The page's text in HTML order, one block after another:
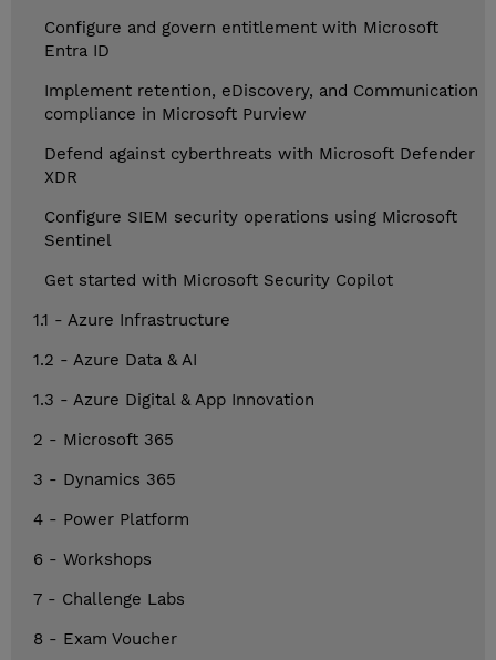
Configure and govern entitlement with Microsoft
Entra ID
Implement retention, eDiscovery, and Communication
compliance in Microsoft Purview
Defend against cyberthreats with Microsoft Defender
XDR
Configure SIEM security operations using Microsoft
Sentinel
Get started with Microsoft Security Copilot
1.1 - Azure Infrastructure
1.2 - Azure Data & AI
1.3 - Azure Digital & App Innovation
2 - Microsoft 365
3 - Dynamics 365
4 - Power Platform
6 - Workshops
7 - Challenge Labs
8 - Exam Voucher